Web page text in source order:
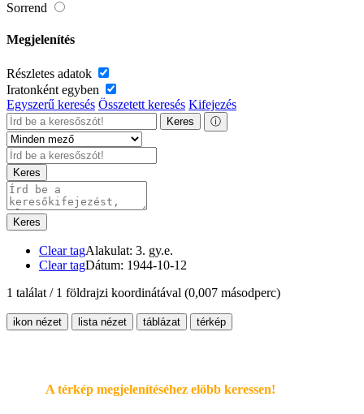
Sorrend
Megjelenítés
Részletes adatok
Iratonként egyben
Egyszerű keresés Összetett keresés Kifejezés
Keres ⓘ
Keres
Keres
Clear tagAlakulat: 3. gy.e.
Clear tagDátum: 1944-10-12
1 találat / 1 földrajzi koordinátával (0,007 másodperc)
ikon nézet lista nézet táblázat térkép
A térkép megjelenítéséhez elöbb keressen!